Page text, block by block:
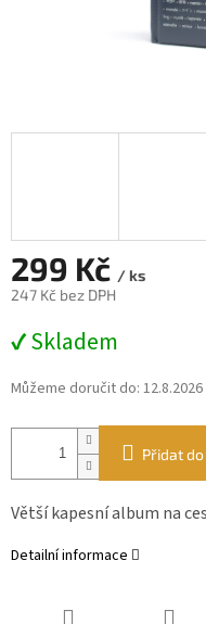
299 Kč / ks
247 Kč bez DPH
cena:
✔ Skladem
Můžeme doručit do: 12.8.2026
Přidat
Větší kapesní album na
Detailní informace